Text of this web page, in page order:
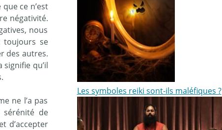
ce n’est
négativité.
nous
toujours se
des autres.
signifie qu’il
ne l’a pas
de
d’accepter
Les symboles reiki sont-ils maléfiques ?